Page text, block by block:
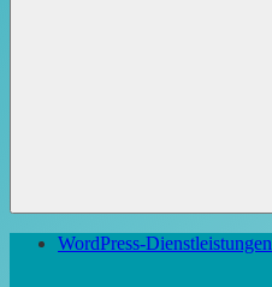
WordPress-Dienstleistungen